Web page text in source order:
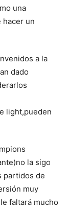
una
hacer un
a la
dado
light,pueden
la sigo
partidos de
muy
faltará mucho